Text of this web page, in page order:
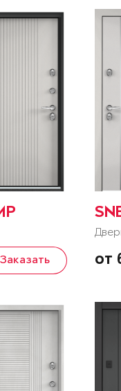
Заказать от